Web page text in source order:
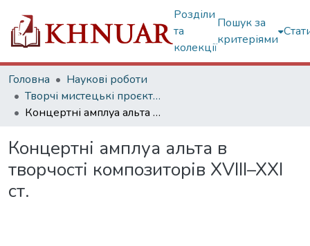
Розділи
та
колекції
Пошук за
критеріями
Головна
Наукові роботи
Творчі мистецькі проєкти (доктор мистецтва)
Концертні амплуа альта в творчості композиторів XVIII–XXI ст.
Концертні амплуа альта в
творчості композиторів XVIII–XXI
ст.